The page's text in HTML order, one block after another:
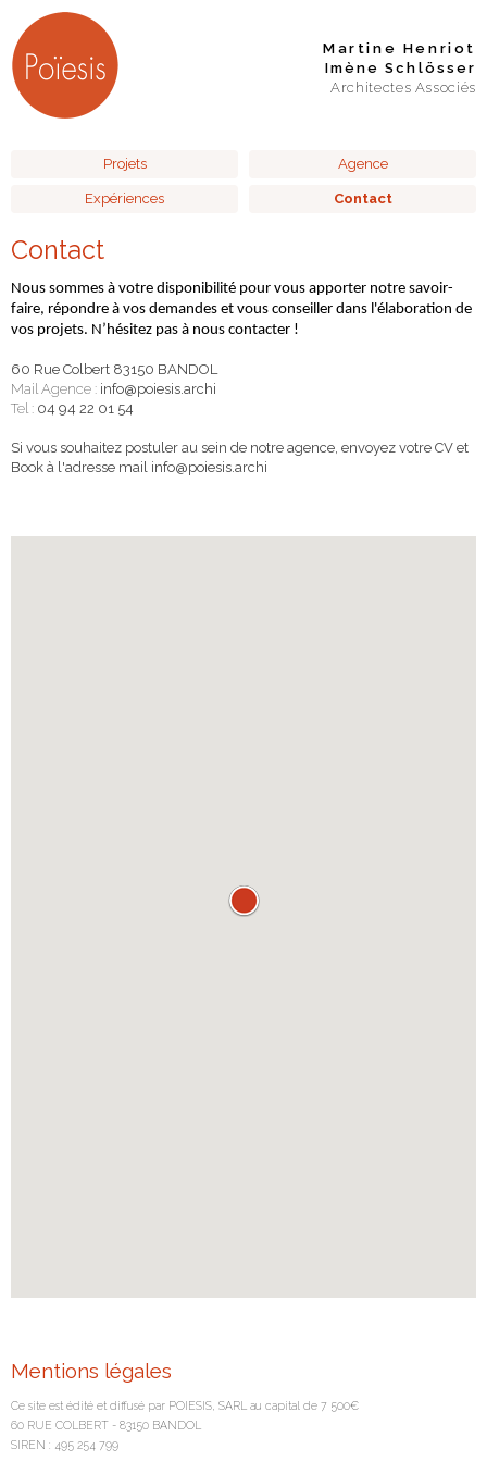
Martine Henriot
Imène Schlösser
Architectes Associés
Projets Agence
Expériences Contact
Contact
Nous sommes à votre disponibilité pour vous apporter notre savoir-
faire, répondre à vos demandes et vous conseiller dans l'élaboration de
vos projets. N’hésitez pas à nous contacter !
60 Rue Colbert 83150 BANDOL
Mail Agence : info@poiesis.archi
Tel : 04 94 22 01 54
Si vous souhaitez postuler au sein de notre agence, envoyez votre CV et
Book à l'adresse mail info@poiesis.archi
Mentions légales
Ce site est édité et diffusé par POIESIS, SARL au capital de 7 500€
60 RUE COLBERT - 83150 BANDOL
SIREN : 495 254 799